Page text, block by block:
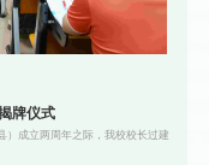
牌仪式
）成立两周年之际，我校校长过建